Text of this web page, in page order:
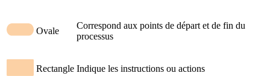
Ovale
Correspond aux points de départ et de fin du
processus
Rectangle Indique les instructions ou actions